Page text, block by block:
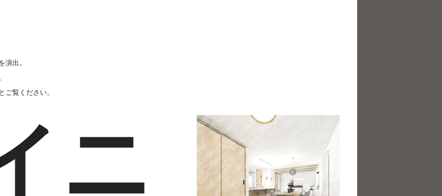
演出。
ご覧ください。
ニ